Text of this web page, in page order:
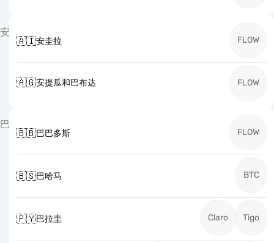
安
🇦🇮安圭拉 FLOW
🇦🇬安提瓜和巴布达 FLOW
巴
🇧🇧巴巴多斯 FLOW
🇧🇸巴哈马 BTC
🇵🇾巴拉圭 Claro Tigo